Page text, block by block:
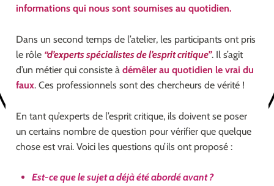
informations qui nous sont soumises au quotidien.
Dans un second temps de l’atelier, les participants ont pris
le rôle “d’experts spécialistes de l’esprit critique”. Il s’agit
d’un métier qui consiste àdémêler au quotidien le vrai du
faux. Ces professionnels sont des chercheurs de vérité !
En tant qu’experts de l’esprit critique, ils doivent se poser
un certains nombre de question pour vérifier que quelque
chose est vrai. Voici les questions qu’ils ont proposé :
Est-ce que le sujet a déjà été abordé avant ?